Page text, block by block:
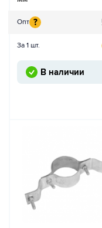
Опт ?
За 1 шт.
В наличии